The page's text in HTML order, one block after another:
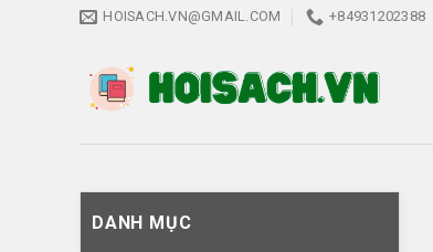
HOISACH.VN@GMAIL.COM +84931202388
DANH MỤC